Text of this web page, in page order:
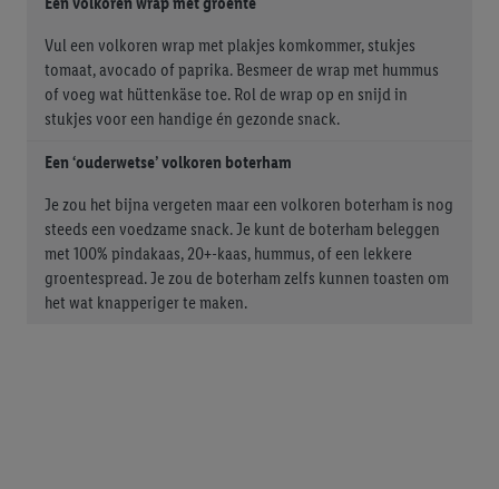
Vul een volkoren wrap met plakjes komkommer, stukjes
tomaat, avocado of paprika. Besmeer de wrap met hummus
of voeg wat hüttenkäse toe. Rol de wrap op en snijd in
stukjes voor een handige én gezonde snack.
Een ‘ouderwetse’ volkoren boterham
Je zou het bijna vergeten maar een volkoren boterham is nog
steeds een voedzame snack. Je kunt de boterham beleggen
met 100% pindakaas, 20+-kaas, hummus, of een lekkere
groentespread. Je zou de boterham zelfs kunnen toasten om
het wat knapperiger te maken.
Als je hiervoor toestemming geeft, dan kunnen retargeting
advertenties worden weergegeven voor producten waarin je
eerder interesse hebt getoond (bijvoorbeeld door het product
in een winkelmandje van een online winkel te plaatsen maar het
niet te kopen). De retargeting advertenties kunnen op
diensten worden weergegeven, als verschillende eindapparaten
en Lidl-diensten, met behulp van jouw gehashte e-mailadres en
met eventuele andere identifiers of met identifiers waarover
Criteo S.A. beschikt, aan jou kunnen worden toegewezen.
Onder "Aanpassen" kun je aangeven met welke cookies en